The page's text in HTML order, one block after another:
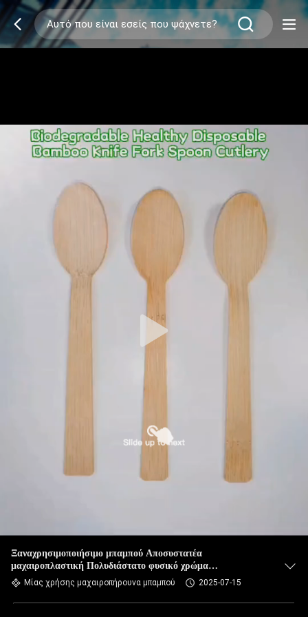
Ξαναχρησιμοποιήσιμο μπαμπού Αποσυστατέα
μαχαιροπλαστική Πολυδιάστατο φυσικό χρώμα
Προσαρμοσμένο
Μίας χρήσης μαχαιροπήρουνα μπαμπού 2025-07-15